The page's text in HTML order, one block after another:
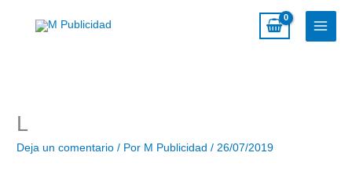
L
Deja un comentario / Por M Publicidad/26/07/2019